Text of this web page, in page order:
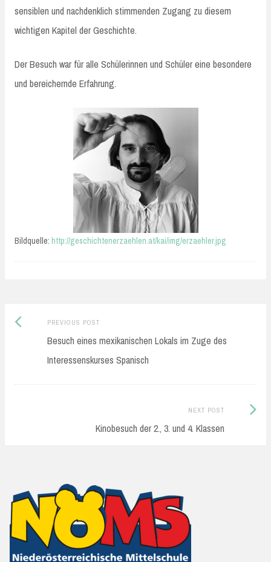
sensiblen und nachdenklich stimmenden Zugang zu diesem
wichtigen Kapitel der Geschichte.
Der Besuch war für alle Schülerinnen und Schüler eine besondere
und bereichernde Erfahrung.
Bildquelle: http://geschichtenerzaehlen.at/kai/img/erzaehler.jpg
Post
navigation
PREVIOUS POSTPrevious
post:
Besuch eines mexikanischen Lokals im Zuge des
Interessenskurses Spanisch
NEXT POST
Kinobesuch der 2., 3. und 4. Klassen
Next